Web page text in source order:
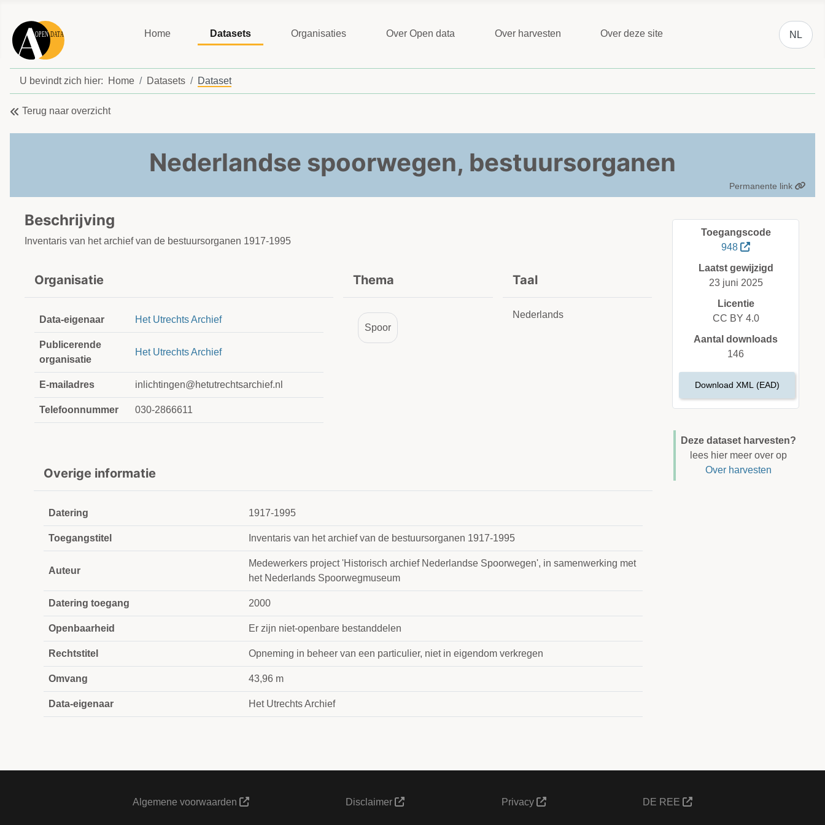
Home Datasets Organisaties Over Open data Over harvesten Over deze site
Selecteer
NL
U bevindt zich hier: Home Datasets Dataset
Terug naar overzicht
Nederlandse spoorwegen, bestuursorganen
Permanente link
Beschrijving
Inventaris van het archief van de bestuursorganen 1917-1995
Organisatie
Data-eigenaar Het Utrechts Archief
Publicerende
organisatie
Het Utrechts Archief
E-mailadres inlichtingen@hetutrechtsarchief.nl
Telefoonnummer 030-2866611
Thema
Spoor
Taal
Nederlands
Overige informatie
Datering 1917-1995
Toegangstitel Inventaris van het archief van de bestuursorganen 1917-1995
Auteur
Medewerkers project 'Historisch archief Nederlandse Spoorwegen', in samenwerking met
het Nederlands Spoorwegmuseum
Datering toegang 2000
Openbaarheid Er zijn niet-openbare bestanddelen
Rechtstitel Opneming in beheer van een particulier, niet in eigendom verkregen
Omvang 43,96 m
Data-eigenaar Het Utrechts Archief
Toegangscode
948
Laatst gewijzigd
23 juni 2025
Licentie
CC BY 4.0
Aantal downloads
146
Download XML (EAD)
Deze dataset harvesten?
lees hier meer over op
Over harvesten
Algemene voorwaarden Disclaimer Privacy DE REE